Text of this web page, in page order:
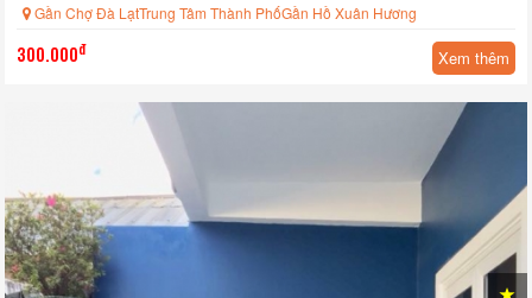
Gần Chợ Đà LạtTrung Tâm Thành PhốGần Hồ Xuân Hương
300.000đ Xem thêm